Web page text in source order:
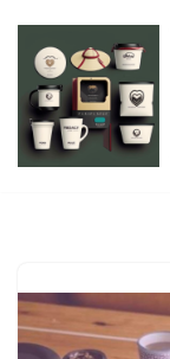
Перейти
до
вмісту